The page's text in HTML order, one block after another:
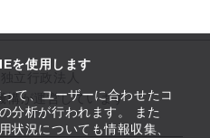
を使用します
て、ユーザーに合わせたコ
分析が行われます。 また
状況についても情報収集、
構が運営しています